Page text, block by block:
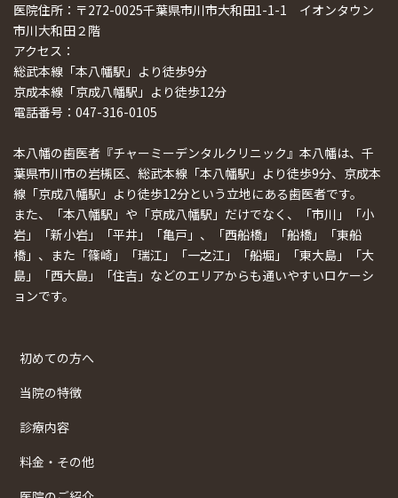
医院住所：〒272-0025千葉県市川市大和田1-1-1 イオンタウン
市川大和田２階
アクセス：
総武本線「本八幡駅」より徒歩9分
京成本線「京成八幡駅」より徒歩12分
電話番号：047-316-0105
本八幡の歯医者『チャーミーデンタルクリニック』本八幡は、千
葉県市川市の岩槻区、総武本線「本八幡駅」より徒歩9分、京成本
線「京成八幡駅」より徒歩12分という立地にある歯医者です。
また、「本八幡駅」や「京成八幡駅」だけでなく、「市川」「小
岩」「新小岩」「平井」「亀戸」、「西船橋」「船橋」「東船
橋」、また「篠崎」「瑞江」「一之江」「船堀」「東大島」「大
島」「西大島」「住吉」などのエリアからも通いやすいロケーシ
ョンです。
初めての方へ
当院の特徴
診療内容
料金・その他